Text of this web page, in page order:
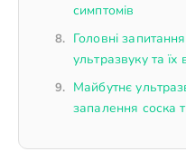
симптомів
Головні
ультразвуку та їх
Майбутнє
запалення соска